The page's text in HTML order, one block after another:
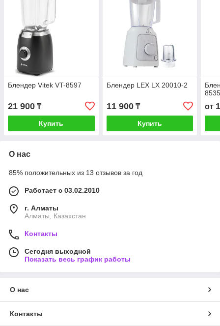
Блендер Vitek VT-8597
21 900 ₸
Купить
Блендер LEX LX 20010-2
11 900₸
Купить
от
О нас
85% положительных из 13 отзывов за год
Работает с 03.02.2010
г. Алматы
Алматы, Казахстан
Контакты
Сегодня выходной
Показать весь график работы
О нас
Контакты